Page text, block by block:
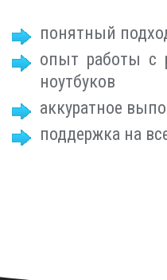
понятный
опыт работы с
ноутбуков
аккуратное
поддержка на